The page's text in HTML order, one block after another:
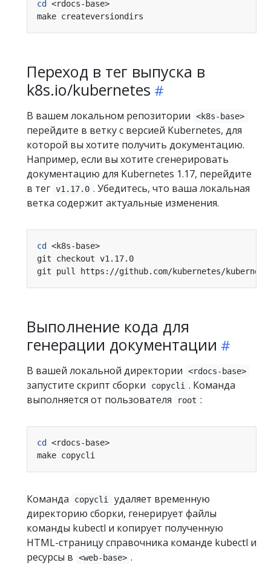
cd
Переход в тег выпуска в
k8s.io/kubernetes
В вашем локальном репозитории <k8s-base>
перейдите в ветку с версией Kubernetes, для
которой вы хотите получить документацию.
Например, если вы хотите сгенерировать
документацию для Kubernetes 1.17, перейдите
в тег v1.17.0 . Убедитесь, что ваша локальная
ветка содержит актуальные изменения.
cd
Выполнение кода для
генерации документации
В вашей локальной директории <rdocs-base>
запустите скрипт сборки copycli . Команда
выполняется от пользователя
root :
cd
Команда copycli
удаляет временную
директорию сборки, генерирует файлы
команды kubectl и копирует полученную
HTML-страницу справочника команде kubectl и
ресурсы в
<web-base> .